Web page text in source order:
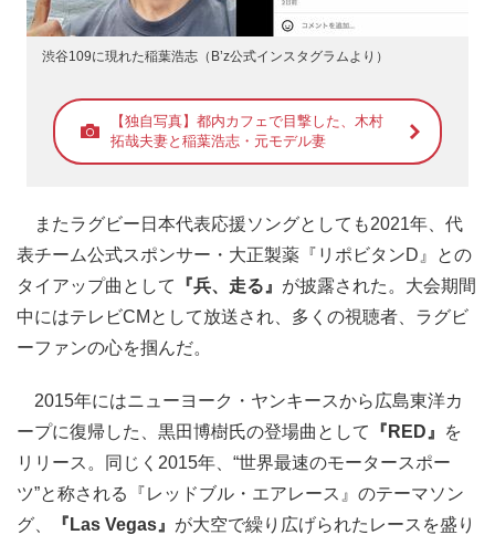
渋谷109に現れた稲葉浩志（B’z公式インスタグラムより）
【独自写真】都内カフェで目撃した、木村
拓哉夫妻と稲葉浩志・元モデル妻
またラグビー日本代表応援ソングとしても2021年、代
表チーム公式スポンサー・大正製薬『リポビタンD』との
タイアップ曲として
『兵、走る』 が披露された。大会期間
中にはテレビCMとして放送され、多くの視聴者、ラグビ
ーファンの心を掴んだ。
2015年にはニューヨーク・ヤンキースから広島東洋カ
ープに復帰した、黒田博樹氏の登場曲として
『RED』
を
リリース。同じく2015年、“世界最速のモータースポー
ツ”と称される『レッドブル・エアレース』のテーマソン
グ、
『Las Vegas』 が大空で繰り広げられたレースを盛り